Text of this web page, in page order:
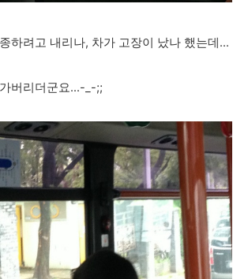
하려고 내리나, 차가 고장이 났나 했는데...
버리더군요...-_-;;